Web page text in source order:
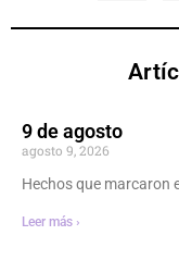
9 de agosto
agosto 9, 2026
Hechos que marcaron
Leer más ›